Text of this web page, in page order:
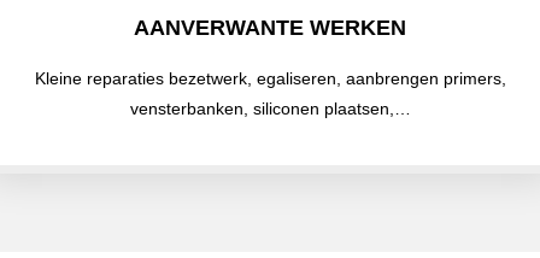
AANVERWANTE WERKEN
Kleine reparaties bezetwerk, egaliseren, aanbrengen primers,
vensterbanken, siliconen plaatsen,…